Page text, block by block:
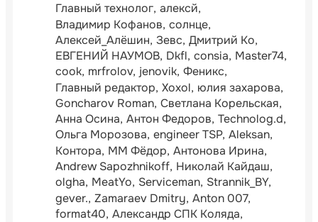
Главный технолог алексй
Владимир Кофанов солнце
Алексей_Алёшин Зевс Дмитрий Ко
ЕВГЕНИЙ НАУМОВ Dkfl consia Master74
cook mrfrolov jenovik Феникс
Главный редактор Xoxol юлия захарова
Goncharov Roman Светлана Корельская
Анна Осина Антон Федоров Technolog.d
Ольга Морозова engineer TSP Aleksan
Контора ММ Фёдор Антонова Ирина
Andrew Sapozhnikoff Николай Кайдаш
olgha MeatYo Serviceman Strannik_BY
gever. Zamaraev Dmitry Anton 007
format40 Александр СПК Коляда